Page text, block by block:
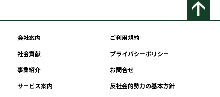
会社案内
ご利用規約
社会貢献
プライバシーポリシー
事業紹介
お問合せ
サービス案内
反社会的勢力の基本方針